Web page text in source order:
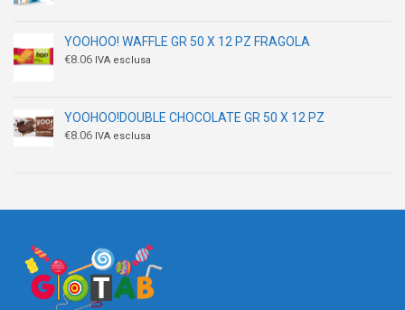
YOOHOO! WAFFLE GR 50 X 12 PZ FRAGOLA
€8.06 IVA esclusa
YOOHOO!DOUBLE CHOCOLATE GR 50 X 12 PZ
€8.06 IVA esclusa